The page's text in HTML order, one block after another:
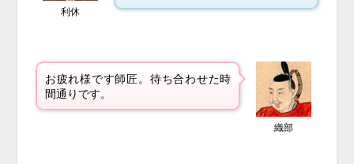
利休
お疲れ様です師匠。待ち合わせた時
間通りです。
織部